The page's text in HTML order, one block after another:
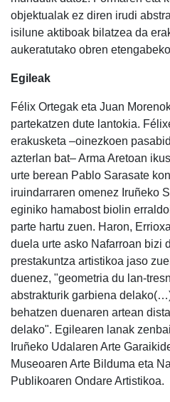
objektualak ez diren irudi
isilune aktiboak bilatzea da
aukeratutako obren
Egileak
Félix Ortegak eta Juan
partekatzen dute lantokia.
erakusketa –oinezkoen
azterlan bat– Arma Aretoan
urte berean Pablo Sarasate
iruindarraren omenez Iruñeko
eginiko hamabost biolin
parte hartu zuen. Haron,
duela urte asko Nafarroan bizi
prestakuntza artistikoa jaso
duenez, "geometria du lan-
abstrakturik garbiena
behatzen duenaren artean
delako". Egilearen lanak
Iruñeko Udalaren Arte
Museoaren Arte Bilduma eta
Publikoaren Ondare Artistikoa.